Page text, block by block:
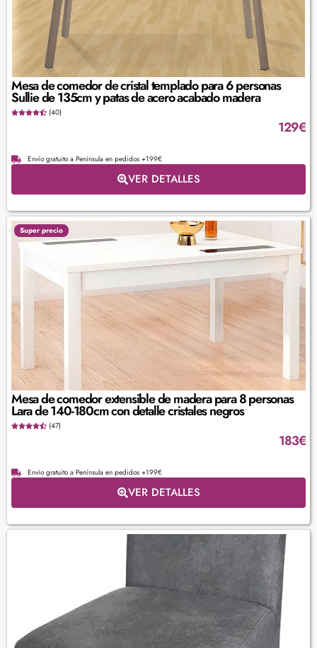
Mesa de comedor de cristal templado para 6 personas
Sullie de 135cm y patas de acero acabado madera
(40)
129€
Envío gratuito a Península en pedidos +199€
VER DETALLES
Super precio
Mesa de comedor extensible de madera para 8 personas
Lara de 140-180cm con detalle cristales negros
(47)
183€
Envío gratuito a Península en pedidos +199€
VER DETALLES